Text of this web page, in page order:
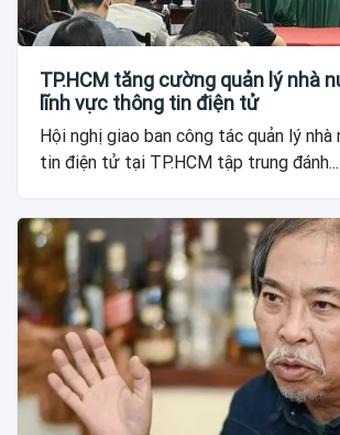
TP.HCM tăng cường quản lý nhà
lĩnh vực thông tin điện tử
Hội nghị giao ban công tác quản lý
tin điện tử tại TP.HCM tập trung đánh...